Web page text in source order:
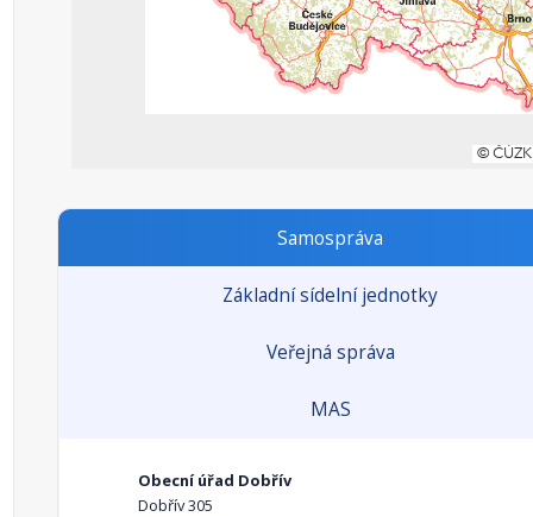
Samospráva
Základní sídelní jednotky
Veřejná správa
MAS
Obecní úřad Dobřív
Dobřív 305